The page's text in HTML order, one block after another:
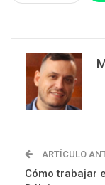
ARTÍCULO
Cómo trabajar